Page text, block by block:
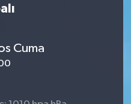
Cuma